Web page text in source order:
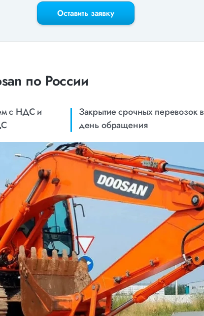
Оставить заявку
по России
с НДС и
Закрытие срочных перевозок в
день обращения